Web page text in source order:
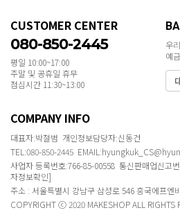
CUSTOMER CENTER
080-850-2445
평일 10:00~17:00
주말 및 공휴일 휴무
점심시간 11:30~13:00
우
예
COMPANY INFO
대표자:박철범 개인정보담당자:신동건
TEL:080-850-2445
사업자 등록번호:766-85-00558 통신판매업신고
자정보확인]
주소 : 서울특별시 강남구 삼성로 546 흥국에프엔
COPYRIGHT ⓒ 2020 MAKESHOP ALL RIGHTS